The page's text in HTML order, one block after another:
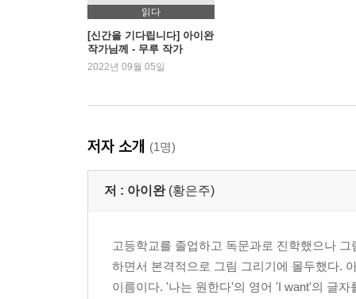
읽다
[신간을 기다립니다] 아이완
작가님께 - 무루 작가
2022년 09월 05일
저자 소개 (1명)
저 : 아이완 (황은주)
고등학교를 졸업하고 독문과로 진학했으나
하면서 본격적으로 그림 그리기에 몰두했다.
이름이다. '나는 원한다'의 영어 'I want'의 글